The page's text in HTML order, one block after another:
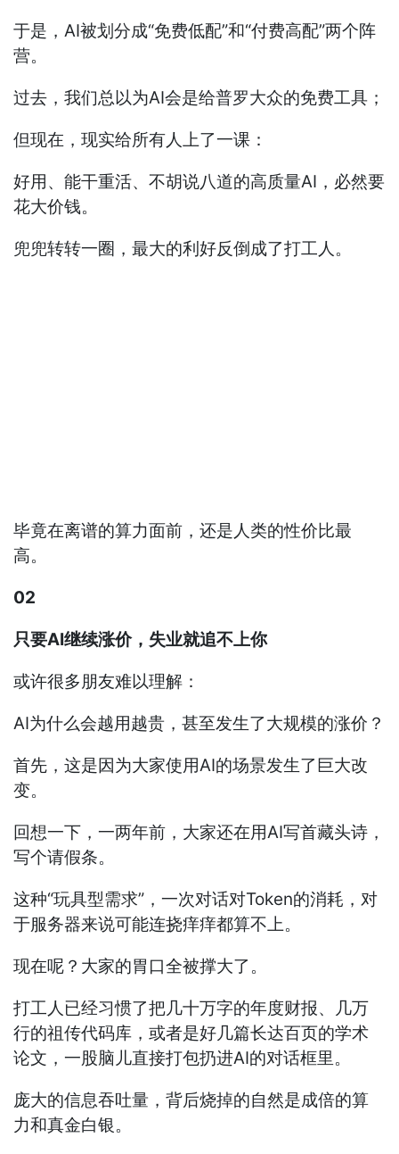
于是，AI被划分成“免费低配”和“付费高配”两个阵
营。
过去，我们总以为AI会是给普罗大众的免费工具；
但现在，现实给所有人上了一课：
好用、能干重活、不胡说八道的高质量AI，必然要
花大价钱。
兜兜转转一圈，最大的利好反倒成了打工人。
毕竟在离谱的算力面前，还是人类的性价比最
高。
02
只要AI继续涨价，失业就追不上你
或许很多朋友难以理解：
AI为什么会越用越贵，甚至发生了大规模的涨价？
首先，这是因为大家使用AI的场景发生了巨大改
变。
回想一下，一两年前，大家还在用AI写首藏头诗，
写个请假条。
这种“玩具型需求”，一次对话对Token的消耗，对
于服务器来说可能连挠痒痒都算不上。
现在呢？大家的胃口全被撑大了。
打工人已经习惯了把几十万字的年度财报、几万
行的祖传代码库，或者是好几篇长达百页的学术
论文，一股脑儿直接打包扔进AI的对话框里。
庞大的信息吞吐量，背后烧掉的自然是成倍的算
力和真金白银。